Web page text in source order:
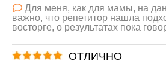
Для меня, как для мамы, на
важно, что репетитор нашла
восторге, о результатах пока
ОТЛИЧНО